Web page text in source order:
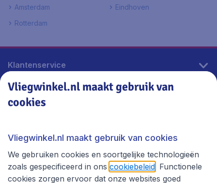
Amsterdam
Eindhoven
Rotterdam
Klantenservice
Vliegwinkel.nl
Thema's
Vliegwinkel.nl maakt gebruik van
cookies
Vliegwinkel.nl maakt gebruik van cookies
We gebruiken cookies en soortgelijke technologieën
zoals gespecificeerd in ons cookiebeleid . Functionele
cookies zorgen ervoor dat onze websites goed